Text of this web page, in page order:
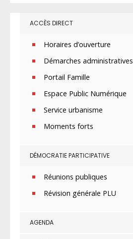
ACCÈS DIRECT
Horaires d’ouverture
Démarches administratives
Portail Famille
Espace Public Numérique
Service urbanisme
Moments forts
DÉMOCRATIE PARTICIPATIVE
Réunions publiques
Révision générale PLU
AGENDA